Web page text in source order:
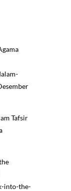
Tafsir
into-the-